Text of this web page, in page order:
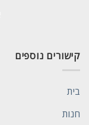
קישורים נוספים
בית
חנות